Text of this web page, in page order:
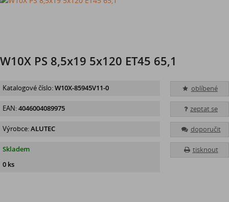
W10X PS 8,5x19 5x120 ET45 65,1
oblíbené
zeptat se
doporučit
tisknout
Katalogové číslo:W10X-85945V11-0
EAN:4046004089975
Výrobce:ALUTEC
Skladem
0 ks